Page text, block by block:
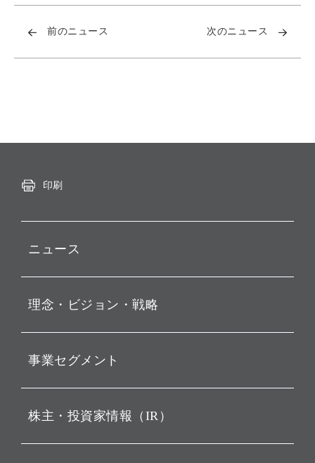
前のニュース 次のニュース
印刷
ニュース
お知らせ
動画配信
理念・ビジョン・戦略
経営理念
ビジョン
戦略
バリュー
事業セグメント
ソフトバンク・ビジョン・
株主・投資家情報（IR）